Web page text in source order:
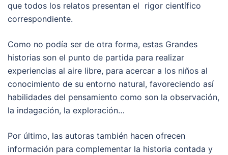
que todos los relatos presentan el rigor científico
correspondiente.
Como no podía ser de otra forma, estas Grandes
historias son el punto de partida para realizar
experiencias al aire libre, para acercar a los niños al
conocimiento de su entorno natural, favoreciendo así
habilidades del pensamiento como son la observación,
la indagación, la exploración…
Por último, las autoras también hacen ofrecen
información para complementar la historia contada y